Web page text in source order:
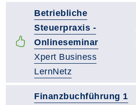
Betriebliche
Steuerpraxis -
Onlineseminar
Xpert Business
LernNetz
Finanzbuchführung 1